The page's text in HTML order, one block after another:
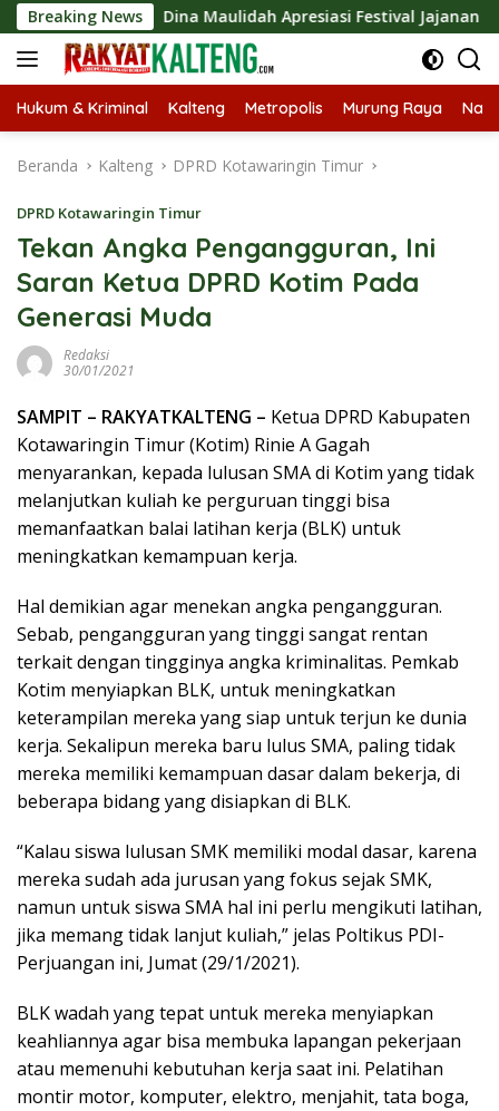
Langsung
ke
konten
Breaking News
Dina Maulidah Apresiasi Festival Jajanan Tempo Dulu,
Hukum & Kriminal Kalteng Metropolis Murung Raya
Beranda Kalteng DPRD Kotawaringin Timur
DPRD Kotawaringin Timur
Tekan Angka Pengangguran, Ini
Saran Ketua DPRD Kotim Pada
Generasi Muda
Redaksi
30/01/2021
SAMPIT – RAKYATKALTENG – Ketua DPRD Kabupaten
Kotawaringin Timur (Kotim) Rinie A Gagah
menyarankan, kepada lulusan SMA di Kotim yang tidak
melanjutkan kuliah ke perguruan tinggi bisa
memanfaatkan balai latihan kerja (BLK) untuk
meningkatkan kemampuan kerja.
Hal demikian agar menekan angka pengangguran.
Sebab, pengangguran yang tinggi sangat rentan
terkait dengan tingginya angka kriminalitas. Pemkab
Kotim menyiapkan BLK, untuk meningkatkan
keterampilan mereka yang siap untuk terjun ke dunia
kerja. Sekalipun mereka baru lulus SMA, paling tidak
mereka memiliki kemampuan dasar dalam bekerja, di
beberapa bidang yang disiapkan di BLK.
“Kalau siswa lulusan SMK memiliki modal dasar, karena
mereka sudah ada jurusan yang fokus sejak SMK,
namun untuk siswa SMA hal ini perlu mengikuti latihan,
jika memang tidak lanjut kuliah,” jelas Poltikus PDI-
Perjuangan ini, Jumat (29/1/2021).
BLK wadah yang tepat untuk mereka menyiapkan
keahliannya agar bisa membuka lapangan pekerjaan
atau memenuhi kebutuhan kerja saat ini. Pelatihan
montir motor, komputer, elektro, menjahit, tata boga,